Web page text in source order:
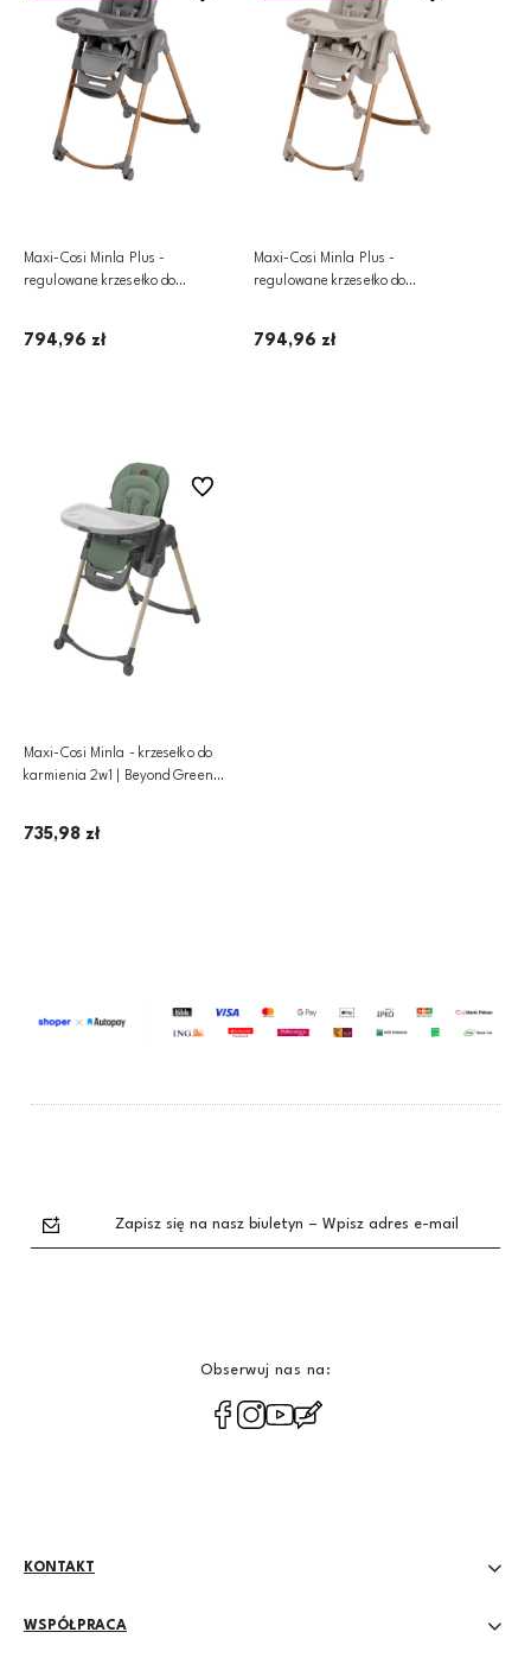
Maxi-Cosi Minla Plus -
regulowane krzesełko do
794,96 zł
Maxi-Cosi Minla Plus -
regulowane krzesełko do
794,96 zł
Maxi-Cosi Minla - krzesełko do
karmienia 2w1 | Beyond Green
735,98 zł
Do ulubionych
Zapisz się na nasz biuletyn – Wpisz adres e-mail
Obserwuj nas na:
KONTAKT
WSPÓŁPRACA